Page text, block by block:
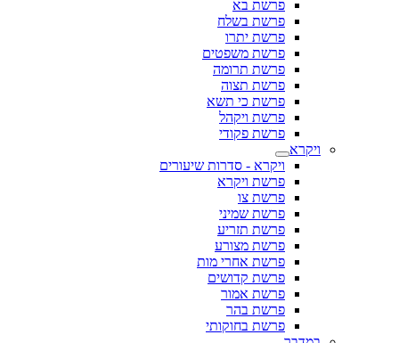
פרשת בא
פרשת בשלח
פרשת יתרו
פרשת משפטים
פרשת תרומה
פרשת תצוה
פרשת כי תשא
פרשת ויקהל
פרשת פקודי
ויקרא
ויקרא - סדרות שיעורים
פרשת ויקרא
פרשת צו
פרשת שמיני
פרשת תזריע
פרשת מצורע
פרשת אחרי מות
פרשת קדושים
פרשת אמור
פרשת בהר
פרשת בחוקותי